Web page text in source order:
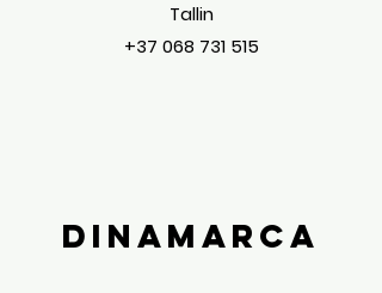
Tallin
+37 068 731 515
Dinamarca